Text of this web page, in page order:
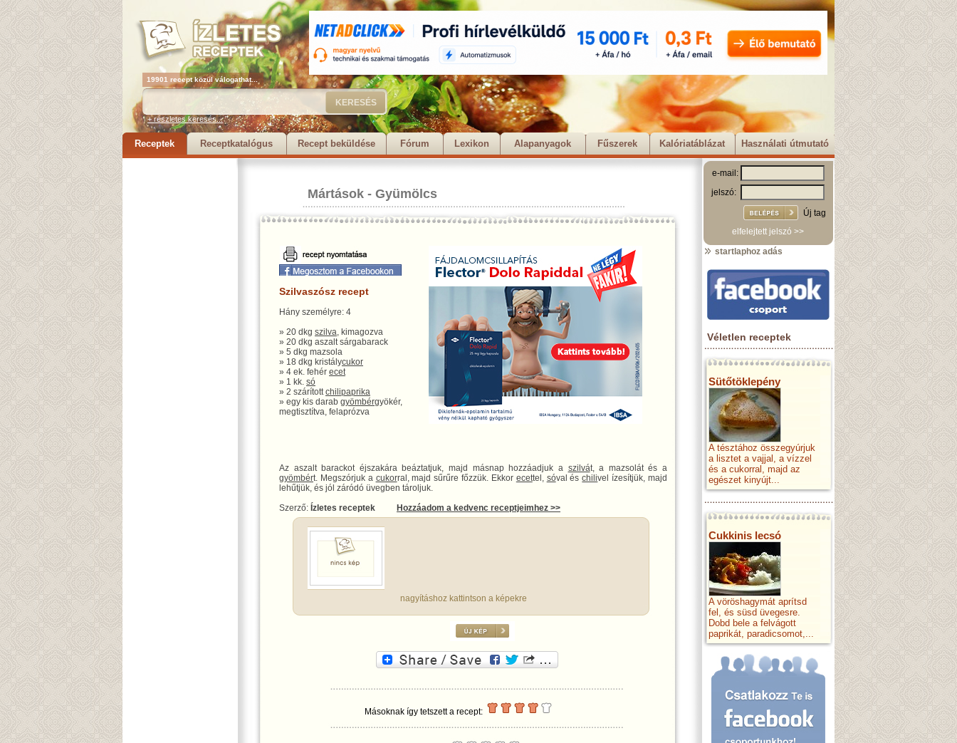
19901 recept közül válogathat...
+ részletes keresés...
Receptek Receptkatalógus Recept beküldése Fórum Lexikon Alapanyagok Fűszerek Kalóriatáblázat Használati útmutató
Mártások - Gyümölcs
Szilvaszósz recept
Hány személyre: 4
» 20 dkg szilva, kimagozva
» 20 dkg aszalt sárgabarack
» 5 dkg mazsola
» 18 dkg kristálycukor
» 4 ek. fehér ecet
» 1 kk. só
» 2 szárítottchilipaprika
» egy kis darab gyömbérgyökér,
megtisztítva, felaprózva
Az aszalt barackot éjszakára beáztatjuk, majd másnap hozzáadjuk a szilvát, a mazsolát és a
gyömbért. Megszórjuk a cukorral, majd sűrűre főzzük. Ekkor ecettel, sóval éschilivel ízesítjük, majd
lehűtjük, és jól záródó üvegben tároljuk.
Szerző: Ízletes receptek Hozzáadom a kedvenc receptjeimhez >>
nagyításhoz kattintson a képekre
Másoknak így tetszett a recept:
e-mail:
jelszó:
Új tag
elfelejtett jelszó >>
startlaphoz adás
Véletlen receptek
Sütőtöklepény
A tésztához összegyúrjuk
a lisztet a vajjal, a vízzel
és a cukorral, majd az
egészet kinyújt...
Cukkinis lecsó
A vöröshagymát aprítsd
fel, és süsd üvegesre.
Dobd bele a felvágott
paprikát, paradicsomot,...